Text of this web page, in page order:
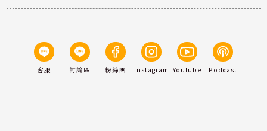
客服 討論區 粉絲團 Instagram Youtube Podcast